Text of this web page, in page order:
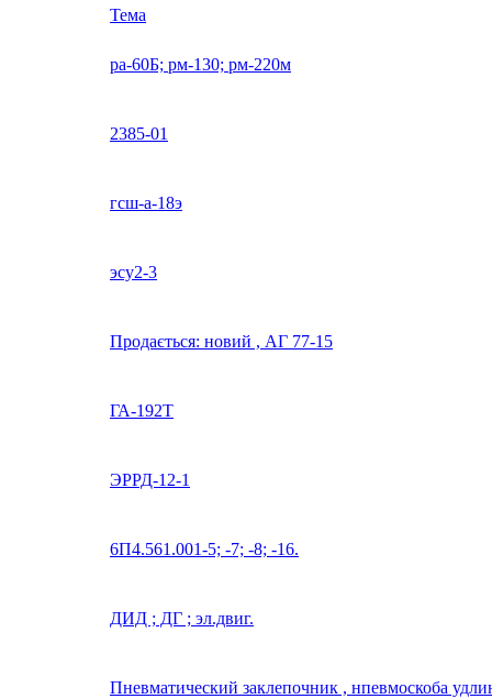
Тема
ра-60Б; рм-130; рм-220м
2385-01
гсш-а-18э
эсу2-3
Продається: новий , AГ 77-15
ГА-192Т
ЭРРД-12-1
6П4.561.001-5; -7; -8; -16.
ДИД ; ДГ ; эл.двиг.
Пневматический заклепочник , нпевмоскоба